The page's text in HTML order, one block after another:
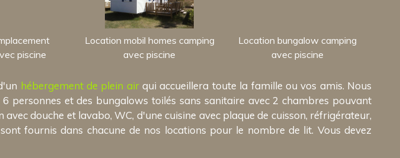
piscine
Location mobil homes camping
avec piscine
Location bungalow camping
avec piscine
hébergement de plein airqui accueillera toute la famille ou vos amis. Nous
personnes et des bungalows toilés sans sanitaire avec 2 chambres pouvant
douche et lavabo, WC, d'une cuisine avec plaque de cuisson, réfrigérateur,
fournis dans chacune de nos locations pour le nombre de lit. Vous devez